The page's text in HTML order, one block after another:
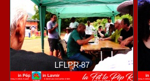
LFLPR-87